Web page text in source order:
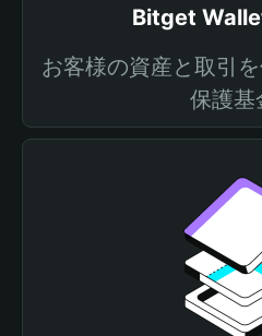
Bitget
お客様の資産と取引
保護基